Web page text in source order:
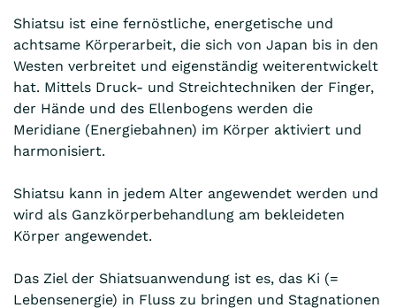
Shiatsu ist eine fernöstliche, energetische und
achtsame Körperarbeit, die sich von Japan bis in den
Westen verbreitet und eigenständig weiterentwickelt
hat. Mittels Druck- und Streichtechniken der Finger,
der Hände und des Ellenbogens werden die
Meridiane (Energiebahnen) im Körper aktiviert und
harmonisiert.
Shiatsu kann in jedem Alter angewendet werden und
wird als Ganzkörperbehandlung am bekleideten
Körper angewendet.
Das Ziel der Shiatsuanwendung ist es, das Ki (=
Lebensenergie) in Fluss zu bringen und Stagnationen